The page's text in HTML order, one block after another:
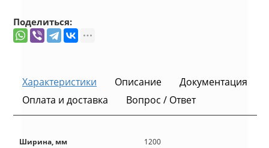
Поделиться:
Характеристики Описание
Документация
Оплата и доставка
Вопрос / Ответ
Ширина, мм 1200